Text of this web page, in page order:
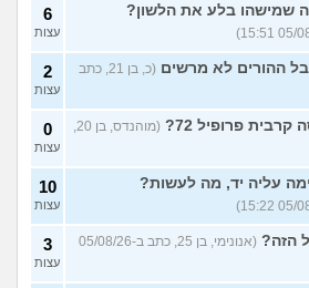
(אלי, בן
9
עצות
ראשון 3
עצות
(רואי, בן
8
עצות
בת 21)
17
עצות
חדשות במדור
שמישהו בלע את הלשון? 6
עצות
ההורים לא מרשים
(כ, בן 21, כתב
2
עצות
פרופיל 72?
(מוהנדס, בן 20,
0
עצות
עליה יד, מה לעשות? 10
עצות
הזה?
(אנונימי, בן 25, כתב ב-05/08/26
3
עצות